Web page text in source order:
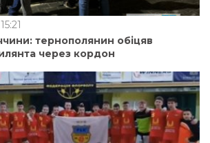
тернополянин обіцяв
через кордон